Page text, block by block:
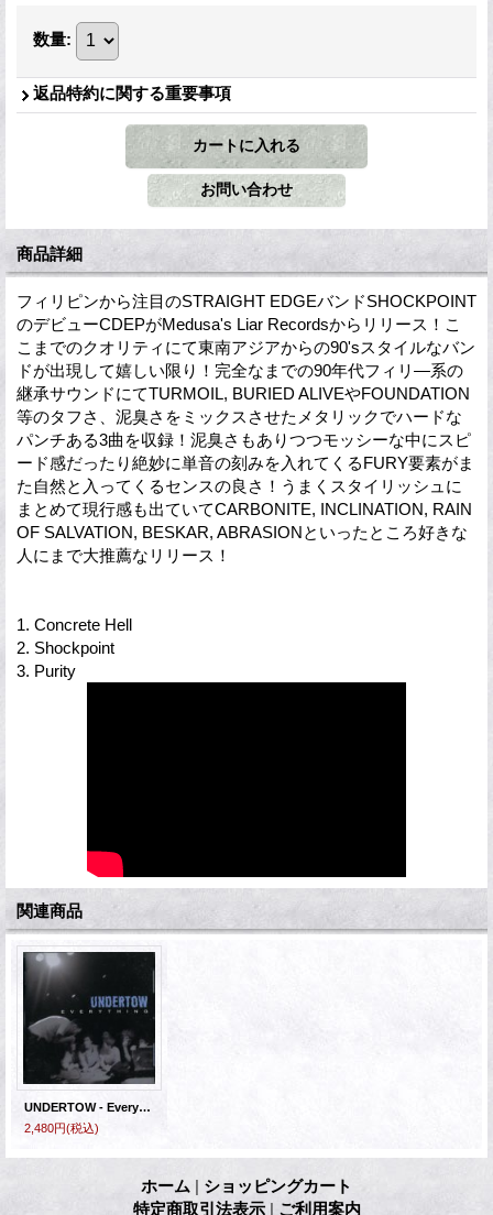
数量:
返品特約に関する重要事項
商品詳細
フィリピンから注目のSTRAIGHT EDGEバンドSHOCKPOINT
のデビューCDEPがMedusa's Liar Recordsからリリース！こ
こまでのクオリティにて東南アジアからの90'sスタイルなバン
ドが出現して嬉しい限り！完全なまでの90年代フィリ―系の
継承サウンドにてTURMOIL, BURIED ALIVEやFOUNDATION
等のタフさ、泥臭さをミックスさせたメタリックでハードな
パンチある3曲を収録！泥臭さもありつつモッシーな中にスピ
ード感だったり絶妙に単音の刻みを入れてくるFURY要素がま
た自然と入ってくるセンスの良さ！うまくスタイリッシュに
まとめて現行感も出ていてCARBONITE, INCLINATION, RAIN
OF SALVATION, BESKAR, ABRASIONといったところ好きな
人にまで大推薦なリリース！
1. Concrete Hell
2. Shockpoint
3. Purity
関連商品
UNDERTOW - Everything [CD]
2,480円(税込)
ホーム | ショッピングカート
特定商取引法表示 | ご利用案内